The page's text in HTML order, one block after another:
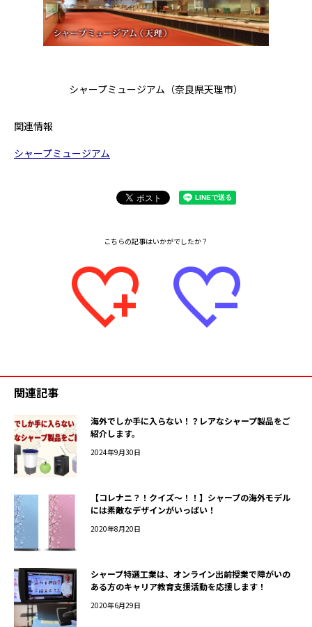
シャープミュージアム（奈良県天理市）
関連情報
シャープミュージアム
関連記事
海外でしか手に入らない！？レアなシャープ製品をご
紹介します。
2024年9月30日
【コレナニ？！クイズ～！！】シャープの海外モデル
には素敵なデザインがいっぱい！
2020年8月20日
シャープ特選工業は、オンライン出前授業で障がいの
ある方のキャリア教育支援活動を応援します！
2020年6月29日